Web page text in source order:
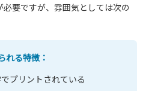
要ですが、雰囲気としては次の
れる特徴：
プリントされている